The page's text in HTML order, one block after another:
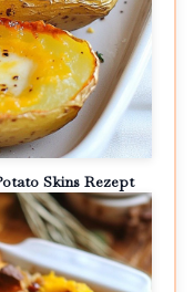
Skins Rezept